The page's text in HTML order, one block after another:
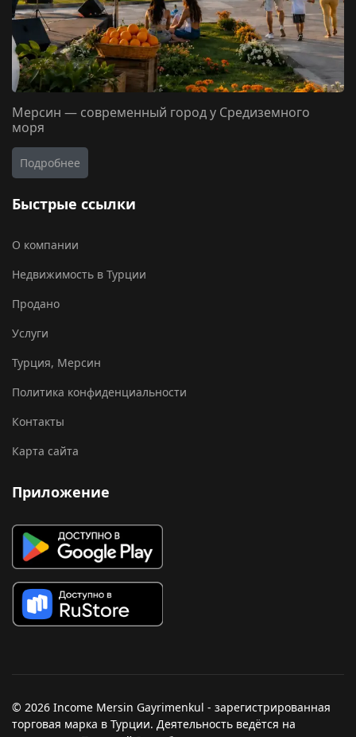
Мерсин — современный город у Средиземного
моря
Подробнее
Быстрые ссылки
О компании
Недвижимость в Турции
Продано
Услуги
Турция, Мерсин
Политика конфиденциальности
Контакты
Карта сайта
Приложение
© 2026 Income Mersin Gayrimenkul - зарегистрированная
торговая марка в Турции. Деятельность ведётся на